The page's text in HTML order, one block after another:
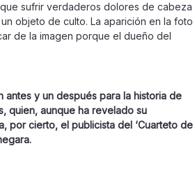
sufrir verdaderos dolores de cabeza
objeto de culto. La aparición en la foto
de la imagen porque el dueño del
antes y un después para la historia de
quien, aunque ha revelado su
por cierto, el publicista del ‘Cuarteto de